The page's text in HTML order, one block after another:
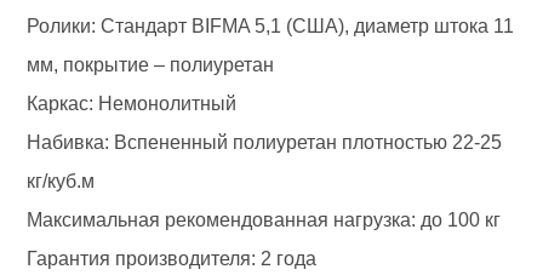
Ролики: Стандарт BIFMA 5,1 (США), диаметр штока 11
мм, покрытие – полиуретан
Каркас: Немонолитный
Набивка: Вспененный полиуретан плотностью 22-25
кг/куб.м
Максимальная рекомендованная нагрузка: до 100 кг
Гарантия производителя: 2 года